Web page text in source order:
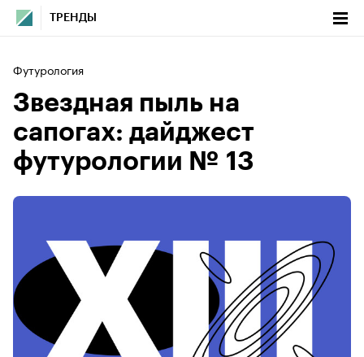
ТРЕНДЫ
Футурология
Звездная пыль на
сапогах: дайджест
футурологии № 13